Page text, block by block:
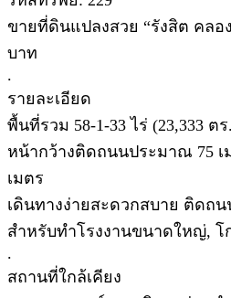
ขายที่ดินแปลงสวย “รังสิต คลอ
บาท
.
รายละเอียด
พื้นที่รวม 58-1-33 ไร่ (23,333 ต
หน้ากว้างติดถนนประมาณ 75 เ
เมตร
เดินทางง่ายสะดวกสบาย ติดถ
สำหรับทำโรงงานขนาดใหญ่,
.
สถานที่ใกล้เคียง